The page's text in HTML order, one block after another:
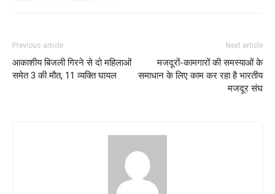
Previous article
आकाशीय बिजली गिरने से दो महिलाओं
समेत 3 की मौत, 11 व्यक्ति घायल
Next article
मजदूरों-कामगारों की समस्याओं के
समाधान के लिए काम कर रहा है भारतीय
मजदूर संघ